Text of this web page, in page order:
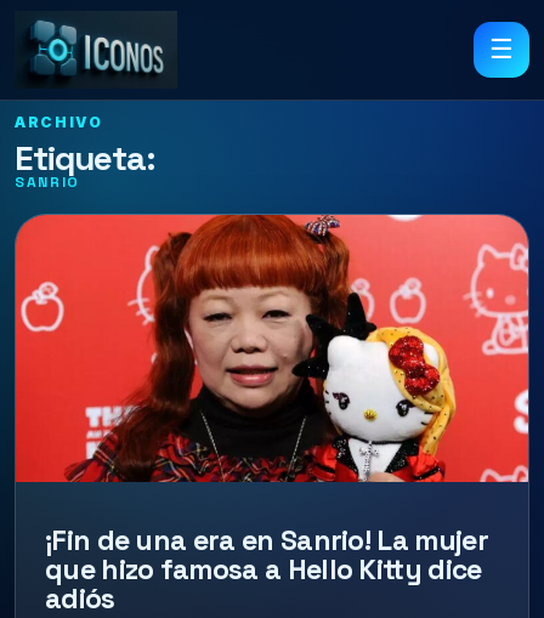
☰
ARCHIVO
Etiqueta:
SANRIO
¡Fin de una era en Sanrio! La mujer
que hizo famosa a Hello Kitty dice
adiós